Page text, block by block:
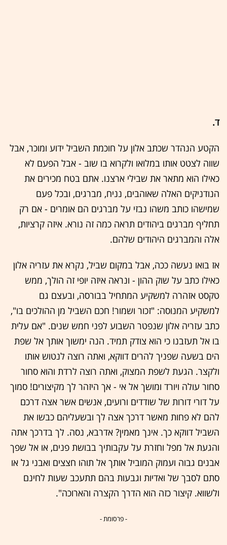
ד.
הקטע הנהדר שכתב אלון על חוכמת השביל ידוע ומוכר, אבל
שווה לצטט אותו במלואו ולקרוא בו שוב - אבל הפעם לא
כאילו הוא מתאר את שבילי ארצנו. אתם בטח מכירים את
הנודניקים האלה שאוהבים, נניח, מברגים, ובכל פעם
שמישהו כותב משהו נבזי על מברגים הם אומרים - אם רק
תחליף מברגים ביהודים תראה כמה זה נורא. איזה קרציות,
אלה והמברגים היהודים שלהם.
אז בואו נעשה ככה, אבל במקום שביל, נקרא את עזריה אלון
כאילו כתב על שוק ההון - ונראה איזה יופי זה הולך, ממש
טקסט אזהרה למשקיע המתחיל בבורסה, ובעצם גם
למשקיע המנוסה: "זכור ושמור! חכם השביל מן ההולכים בו",
כתב עזריה אלון שנפטר השבוע לפני חמש שנים. "אם עלית
בו אל תעזבנו כי הוא צודק תמיד. הנה ימשוך אותך אל שפת
הים בשעה שפניך להרים דווקא, ואתה רוצה לנטוש אותו
ולקצר. הגעת לשפת המצוק, ואתה רוצה לרדת והוא סחור
סחור עולה ויורד ומושך אל אי - אך היזהר לך מקיצורים! סמוך
על דורי דורות של שודדים ורועים, אנשים אשר אצה דרכם
להם לא פחות מאשר דרכך אצה לך ובשעליהם כבשו את
השביל דווקא כך. אינך מאמין? אדרבא, נסה. לך בדרכך אתה
והגעת אל מפל וחזרת על עקבותיך בבושת פנים, או אל שפך
אבנים גבוה ועמוק המוביל אותך אל תוהו חצצים ואבני גל או
סתם לסבך של ואדיות וגבעות בהם תתעכב שעות לחינם
ולשווא. קיצור כזה הוא הדרך הקצרה והארוכה".
- פרסומת -